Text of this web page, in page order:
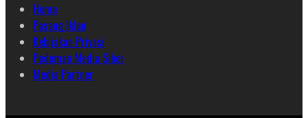
Home
Pasang Iklan
Kebijakan Privasi
Pedoman Media Siber
Media Partner